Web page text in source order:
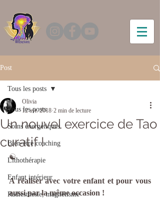
Post
Tous les posts
Soins énergétiques
Bien-être coaching
Lithothérapie
Enfant intérieur
Radiesthésie, magnétisme
Tous les posts
Un nouvel exercice de Tao
curatif !
Olivia
12 avr. 2018 2 min de lecture
☯️
A réaliser avec votre enfant et pour vous
aussi par la même occasion !